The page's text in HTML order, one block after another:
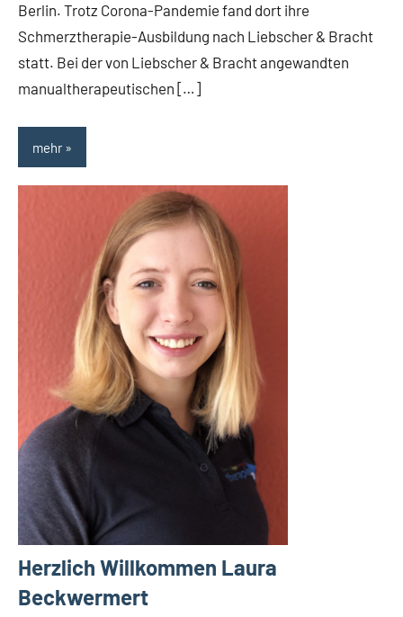
Berlin. Trotz Corona-Pandemie fand dort ihre
Schmerztherapie-Ausbildung nach Liebscher & Bracht
statt. Bei der von Liebscher & Bracht angewandten
manualtherapeutischen […]
mehr
Herzlich Willkommen Laura
Beckwermert